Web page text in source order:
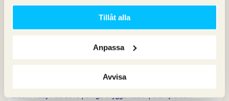
Tillåt alla
Anpassa
Avvisa
Ett annat exempel är
där du svarar på vanliga frågor en
användare har kring en viss kampanjdag.